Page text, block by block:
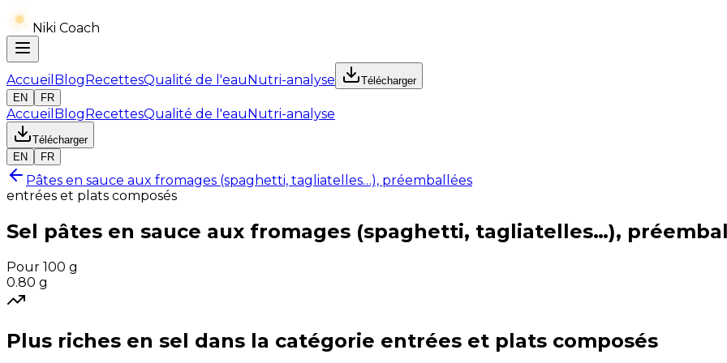
Niki Coach
Accueil BlogRecettesQualité de l'eauNutri-analyse
Télécharger
EN
FR
Accueil BlogRecettesQualité de l'eauNutri-analyse
Télécharger
EN
FR
Pâtes en sauce aux fromages (spaghetti, tagliatelles…), préemballées
entrées et plats composés
Sel pâtes en sauce aux fromages (spaghetti, tagliatelles…),
Pour 100 g
0.80 g
Plus riches en sel dans la catégorie entrées et plats composés